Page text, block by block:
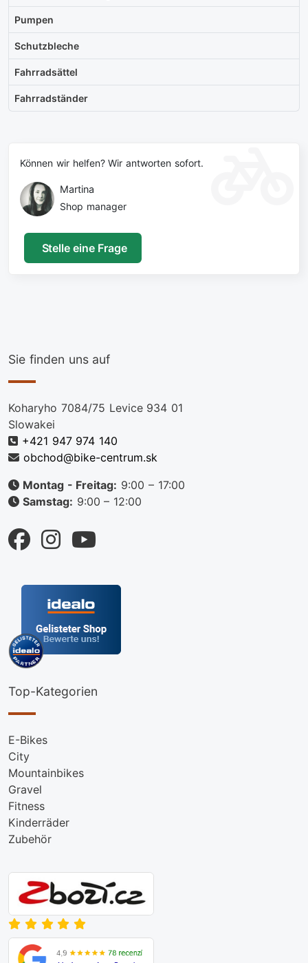
Pumpen
Schutzbleche
Fahrradsättel
Fahrradständer
Können wir helfen? Wir antworten sofort.
Martina
Shop manager
Stelle eine Frage
Sie finden uns auf
Koharyho 7084/75 Levice 934 01
Slowakei
+421 947 974 140
obchod@bike-centrum.sk
Montag - Freitag: 9:00 – 17:00
Samstag: 9:00 – 12:00
Top-Kategorien
E-Bikes
City
Mountainbikes
Gravel
Fitness
Kinderräder
Zubehör